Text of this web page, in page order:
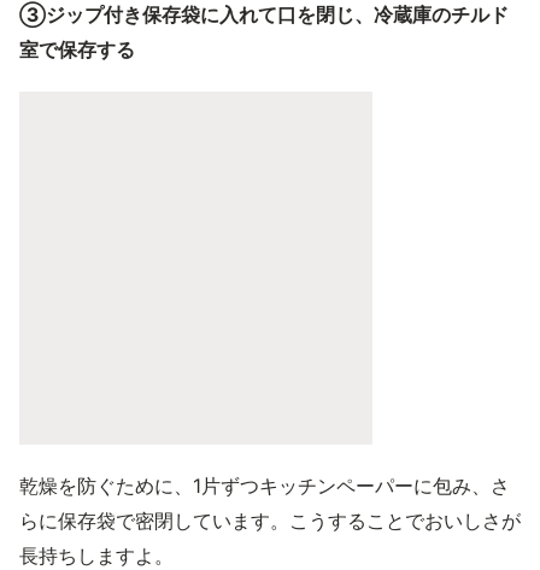
③ジップ付き保存袋に入れて口を閉じ、冷蔵庫のチルド
室で保存する
乾燥を防ぐために、1片ずつキッチンペーパーに包み、さ
らに保存袋で密閉しています。こうすることでおいしさが
長持ちしますよ。